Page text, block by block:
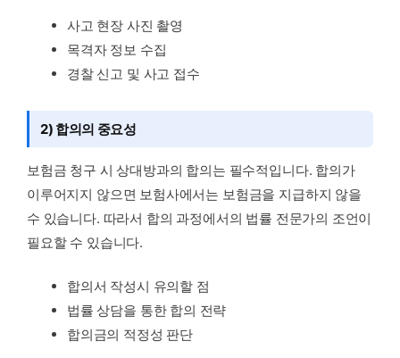
사고 현장 사진 촬영
목격자 정보 수집
경찰 신고 및 사고 접수
2) 합의의 중요성
보험금 청구 시 상대방과의 합의는 필수적입니다. 합의가
이루어지지 않으면 보험사에서는 보험금을 지급하지 않을
수 있습니다. 따라서 합의 과정에서의 법률 전문가의 조언이
필요할 수 있습니다.
합의서 작성시 유의할 점
법률 상담을 통한 합의 전략
합의금의 적정성 판단